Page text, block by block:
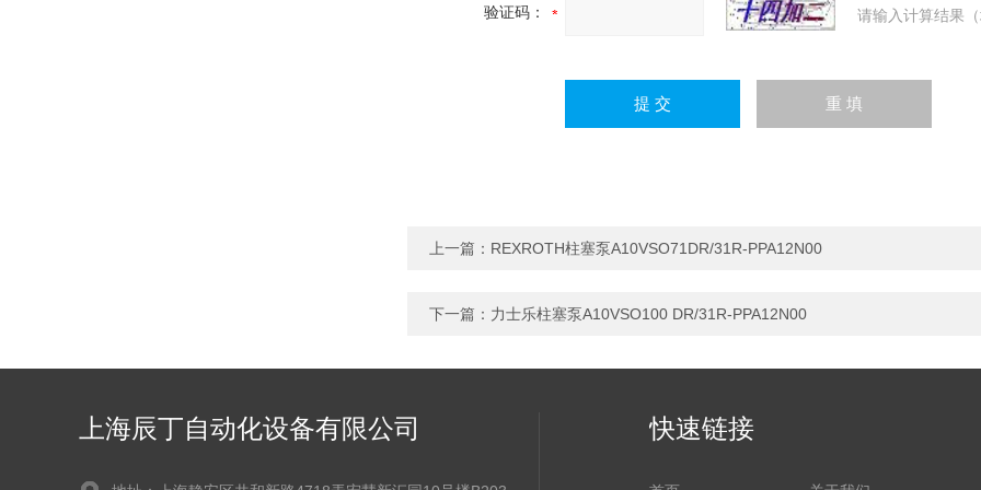
验证码： 请输入计算结果
上一篇： REXROTH柱塞泵A10VSO71DR/31R-PPA12N00
下一篇： 力士乐柱塞泵A10VSO100 DR/31R-PPA12N00
上海辰丁自动化设备有限公司 快速链接